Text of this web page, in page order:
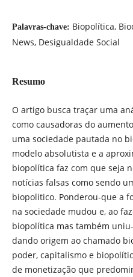
Palavras-chave: Biopolítica,
News, Desigualdade Social
Resumo
O artigo busca traçar uma
como causadoras do
uma sociedade pautada no
modelo absolutista e a
biopolítica faz com que seja
notícias falsas como sendo
biopolitico. Ponderou-que a
na sociedade mudou e, ao
biopolítica mas também
dando origem ao chamado
poder, capitalismo e
de monetização que